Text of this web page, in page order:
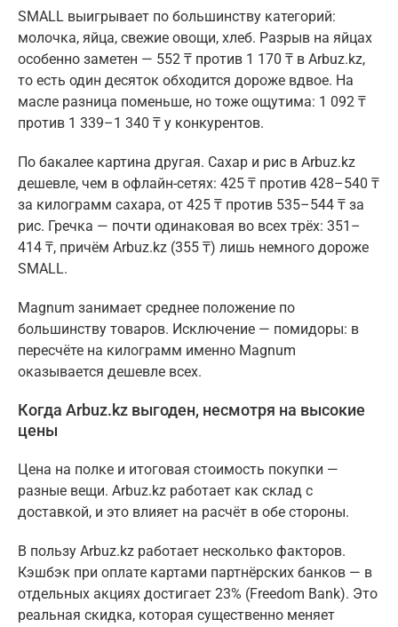
SMALL выигрывает по большинству категорий:
молочка, яйца, свежие овощи, хлеб. Разрыв на яйцах
особенно заметен — 552 ₸ против 1 170 ₸ в Arbuz.kz,
то есть один десяток обходится дороже вдвое. На
масле разница поменьше, но тоже ощутима: 1 092 ₸
против 1 339–1 340 ₸ у конкурентов.
По бакалее картина другая. Сахар и рис в Arbuz.kz
дешевле, чем в офлайн-сетях: 425 ₸ против 428–540 ₸
за килограмм сахара, от 425 ₸ против 535–544 ₸ за
рис. Гречка — почти одинаковая во всех трёх: 351–
414 ₸, причём Arbuz.kz (355 ₸) лишь немного дороже
SMALL.
Magnum занимает среднее положение по
большинству товаров. Исключение — помидоры: в
пересчёте на килограмм именно Magnum
оказывается дешевле всех.
Когда Arbuz.kz выгоден, несмотря на высокие
цены
Цена на полке и итоговая стоимость покупки —
разные вещи. Arbuz.kz работает как склад с
доставкой, и это влияет на расчёт в обе стороны.
В пользу Arbuz.kz работает несколько факторов.
Кэшбэк при оплате картами партнёрских банков — в
отдельных акциях достигает 23% (Freedom Bank). Это
реальная скидка, которая существенно меняет